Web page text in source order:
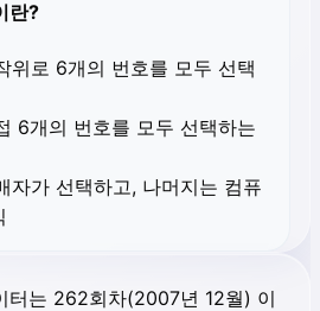
란?
위로 6개의 번호를 모두 선택
6개의 번호를 모두 선택하는
자가 선택하고, 나머지는 컴퓨
터는 262회차(2007년 12월) 이